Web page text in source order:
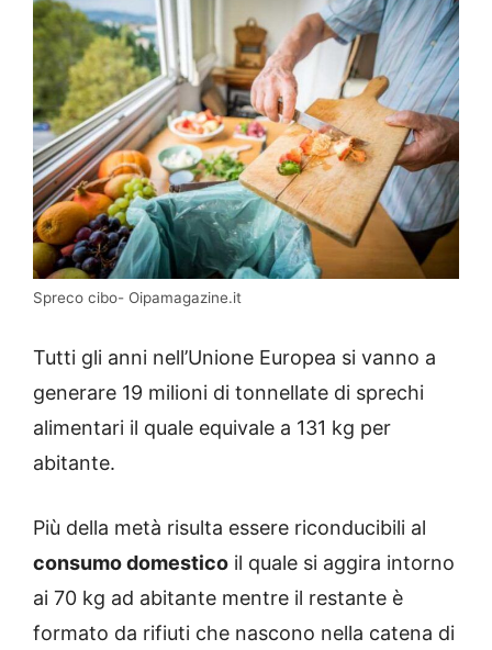
Spreco cibo- Oipamagazine.it
Tutti gli anni nell’Unione Europea si vanno a
generare 19 milioni di tonnellate di sprechi
alimentari il quale equivale a 131 kg per
abitante.
Più della metà risulta essere riconducibili al
consumo domestico il quale si aggira intorno
ai 70 kg ad abitante mentre il restante è
formato da rifiuti che nascono nella catena di